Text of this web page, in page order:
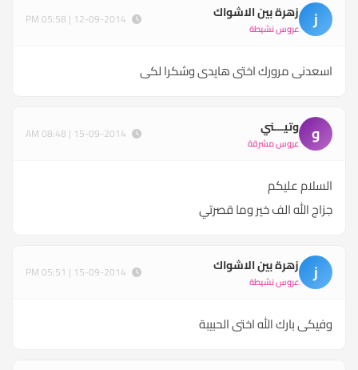
ز زهرة بين الاشواك
عروس نشيطة
اسعدنى مرورك اختى هايدى وشكرا لكى
و وتيـــني
عروس مشرقة
السلام عليكم
جزاج الله الف خير وما قصرتي
ز زهرة بين الاشواك
عروس نشيطة
وفيكى بارك الله اختى الحبيبة